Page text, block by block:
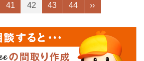
41 42 43 44 ››